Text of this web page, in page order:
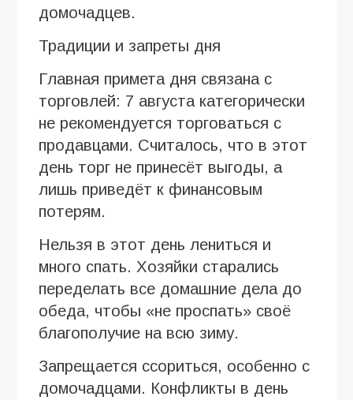
домочадцев.
Традиции и запреты дня
Главная примета дня связана с
торговлей: 7 августа категорически
не рекомендуется торговаться с
продавцами. Считалось, что в этот
день торг не принесёт выгоды, а
лишь приведёт к финансовым
потерям.
Нельзя в этот день лениться и
много спать. Хозяйки старались
переделать все домашние дела до
обеда, чтобы «не проспать» своё
благополучие на всю зиму.
Запрещается ссориться, особенно с
домочадцами. Конфликты в день